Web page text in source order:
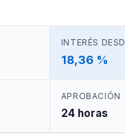
INTERÉS
18,36 %
APROBACIÓN
24 horas